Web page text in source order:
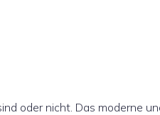
oder nicht. Das moderne